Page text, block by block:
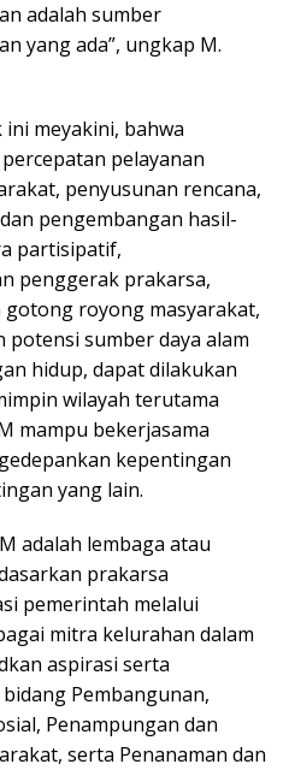
adalah sumber
yang ada”, ungkap M.
meyakini, bahwa
pelayanan
penyusunan rencana,
pengembangan hasil-
partisipatif,
penggerak prakarsa,
gotong royong masyarakat,
sumber daya alam
hidup, dapat dilakukan
wilayah terutama
mampu bekerjasama
kepentingan
yang lain.
adalah lembaga atau
prakarsa
pemerintah melalui
mitra kelurahan dalam
aspirasi serta
Pembangunan,
Penampungan dan
serta Penanaman dan